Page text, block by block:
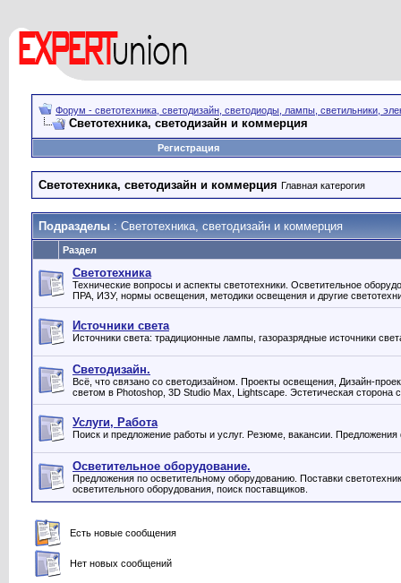
Форум - светотехника, светодизайн, светодиоды, лампы, светильники,
Светотехника, светодизайн и коммерция
Регистрация
Светотехника, светодизайн и коммерция Главная катерогия
Подразделы : Светотехника, светодизайн и коммерция
Раздел
Светотехника
Технические вопросы и аспекты светотехники. Осветительное
ПРА, ИЗУ, нормы освещения, методики освещения и другие
Источники света
Источники света: традиционные лампы, газоразрядные источники
Светодизайн.
Всё, что связано со светодизайном. Проекты освещения, Дизайн-
светом в Photoshop, 3D Studio Max, Lightscape. Эстетическая сторона
Услуги, Работа
Поиск и предложение работы и услуг. Резюме, вакансии.
Осветительное оборудование.
Предложения по осветительному оборудованию. Поставки
осветительного оборудования, поиск поставщиков.
Есть новые сообщения
Нет новых сообщений